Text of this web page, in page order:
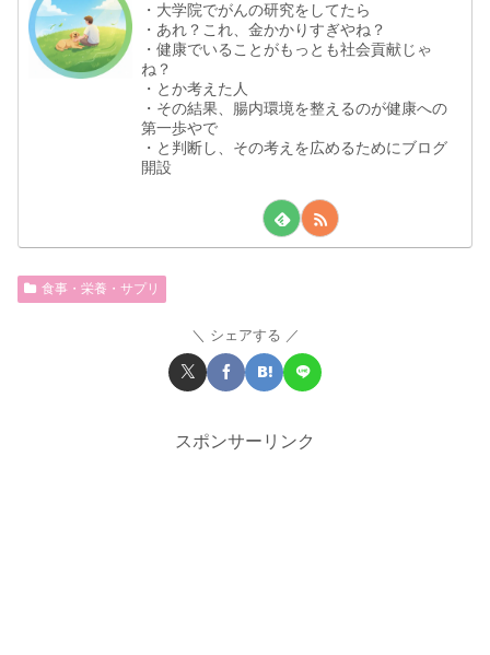
・大学院でがんの研究をしてたら
・あれ？これ、金かかりすぎやね？
・健康でいることがもっとも社会貢献じゃ
ね？
・とか考えた人
・その結果、腸内環境を整えるのが健康への
第一歩やで
・と判断し、その考えを広めるためにブログ
開設
食事・栄養・サプリ
シェアする
スポンサーリンク